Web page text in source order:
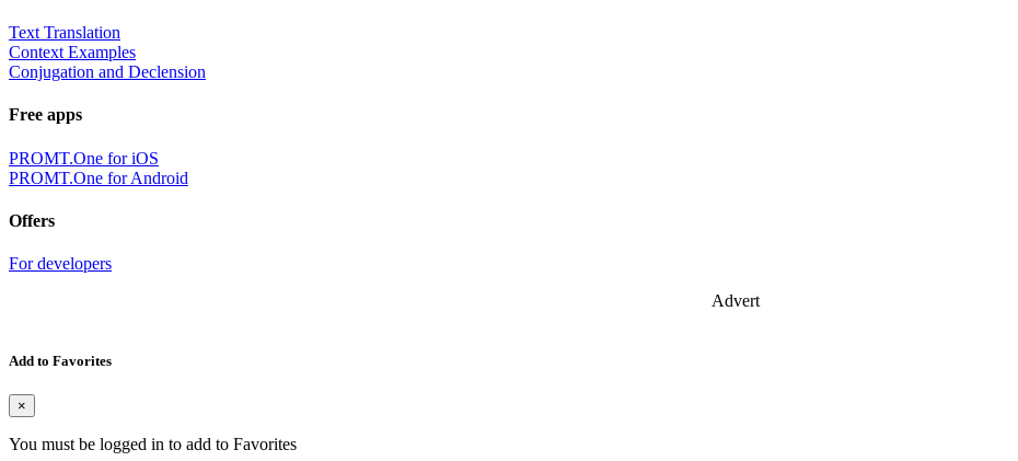
Text Translation
Context Examples
Conjugation and Declension
Free apps
PROMT.One for iOS
PROMT.One for Android
Offers
For developers
Advert
Add to Favorites
×
You must be logged in to add to Favorites